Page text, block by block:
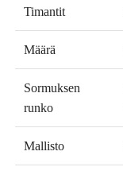
Timantit
Määrä
Sormuksen
runko
Mallisto